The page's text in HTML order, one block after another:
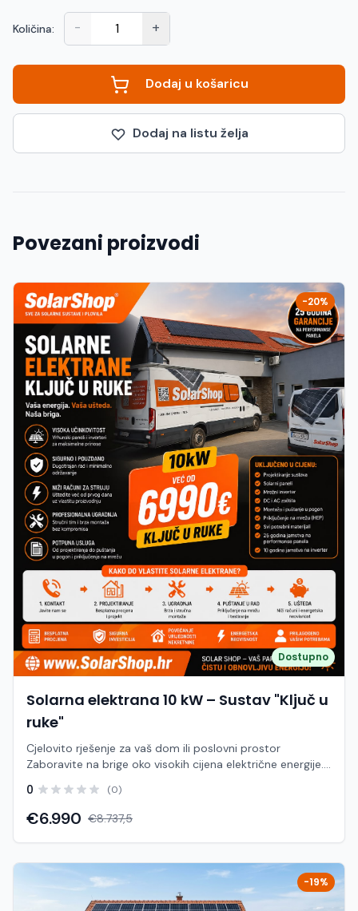
Količina: - +
Dodaj u košaricu
Dodaj na listu želja
Povezani proizvodi
-20%
Dostupno
Solarna elektrana 10 kW – Sustav "Ključ u
ruke"
Cjelovito rješenje za vaš dom ili poslovni prostor
Zaboravite na brige oko visokih cijena električne energije.
10 kW, dobivate kompletnu uslugu na jednom mjestu. Naš
stručni tim vodi vas kroz svaki korak procesa,
osiguravajući maksimalne prinose i optimalnu integraciju
sustava. Što je sve uključeno u cijenu (već od 6.990 €)?
Ovaj paket obuhvaća apsolutno sve potrebno za
funkcionalnu solarnu elektranu, bez skrivenih troškova:
Solarna elektrana "Ključ u ruke" – uz 0% PDV-a! ✅
Projektiranje sustava: Besplatna procjena i izrada glavnog
0 (0)
€6.990 €8.737,5
-19%